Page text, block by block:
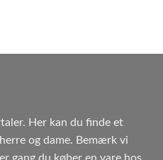
Her kan du finde et
og dame. Bemærk vi